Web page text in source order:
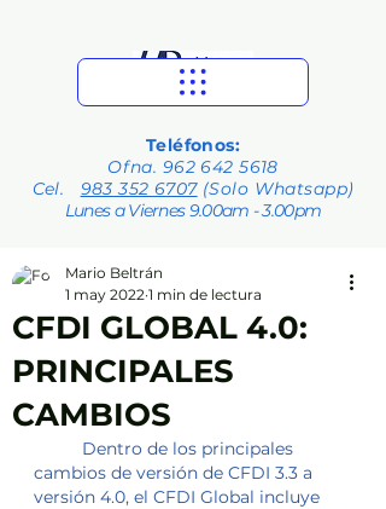
Teléfonos:
Ofna. 962 642 5618
Cel. 983 352 6707(Solo Whatsapp)
Lunes a Viernes 9.00am - 3.00pm
CFDI GLOBAL 4.0:
PRINCIPALES
CAMBIOS
Mario Beltrán
1 may 2022 1 min de lectura
cambios de versión de CFDI 3.3 a
versión 4.0, el CFDI Global incluye